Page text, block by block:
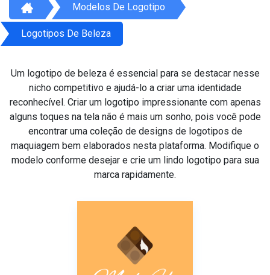
Modelos De Logotipo
Logotipos De Beleza
Um logotipo de beleza é essencial para se destacar nesse
nicho competitivo e ajudá-lo a criar uma identidade
reconhecível. Criar um logotipo impressionante com apenas
alguns toques na tela não é mais um sonho, pois você pode
encontrar uma coleção de designs de logotipos de
maquiagem bem elaborados nesta plataforma. Modifique o
modelo conforme desejar e crie um lindo logotipo para sua
marca rapidamente.